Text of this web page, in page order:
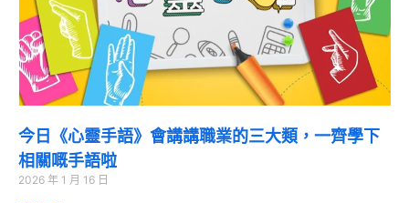
今日《心靈手語》會講講職業的三大類，一齊學下
相關嘅手語啦
2026 年 1 月 16 日